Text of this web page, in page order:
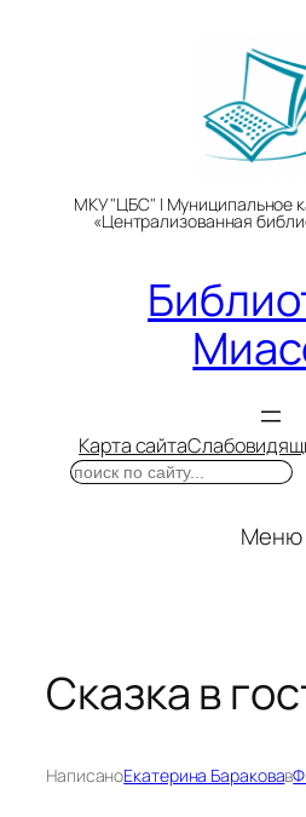
МКУ "ЦБС" | Муниципальное
«Централизованная
Карта сайта
Поиск
Меню
Сказка в
НаписаноЕкатерина Бараковав